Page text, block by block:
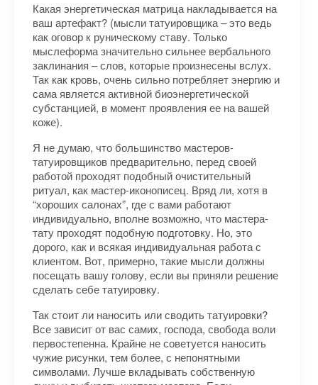
Какая энергетическая матрица накладывается на
ваш артефакт? (мысли татуировщика – это ведь
как оговор к руническому ставу. Только
мыслеформа значительно сильнее вербального
заклинания – слов, которые произнесены вслух.
Так как кровь, очень сильно потребляет энергию и
сама является активной биоэнергетической
субстанцией, в момент проявления ее на вашей
коже).
Я не думаю, что большинство мастеров-
татуировщиков предварительно, перед своей
работой проходят подобный очистительный
ритуал, как мастер-иконописец. Вряд ли, хотя в
“хороших салонах”, где с вами работают
индивидуально, вполне возможно, что мастера-
тату проходят подобную подготовку. Но, это
дорого, как и всякая индивидуальная работа с
клиентом. Вот, примерно, такие мысли должны
посещать вашу голову, если вы приняли решение
сделать себе татуировку.
Так стоит ли наносить или сводить татуировки?
Все зависит от вас самих, господа, свобода воли
первостепенна. Крайне не советуется наносить
чужие рисунки, тем более, с непонятными
символами. Лучше вкладывать собственную